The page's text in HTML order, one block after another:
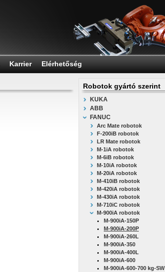
Karrier Elérhetőség
Robotok gyártó szerint
KUKA
ABB
FANUC
Arc Mate robotok
F-200iB robotok
LR Mate robotok
M-1iA robotok
M-6iB robotok
M-10iA robotok
M-20iA robotok
M-410iB robotok
M-420iA robotok
M-430iA robotok
M-710iC robotok
M-900iA robotok
M-900iA-150P
M-900iA-200P
M-900iA-260L
M-900iA-350
M-900iA-400L
M-900iA-600
M-900iA-600-700 kg-SW